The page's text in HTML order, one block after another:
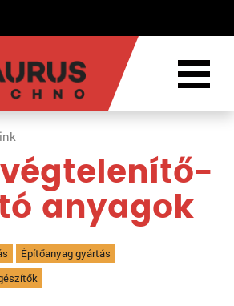
anyagok
Építőanyag gyártás